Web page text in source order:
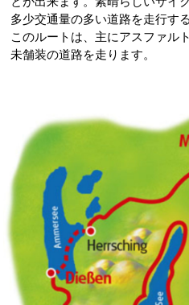
多少交通量の多い道路を走行す
このルートは、主にアスファル
未舗装の道路を走ります。